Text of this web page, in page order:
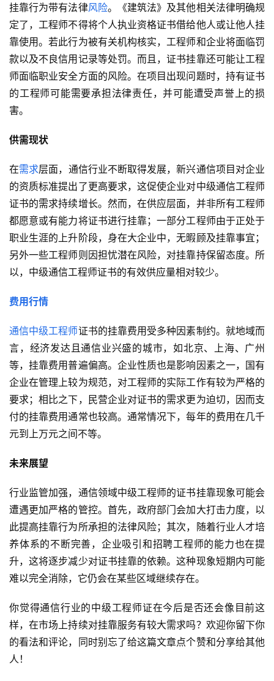
挂靠行为带有法律风险。《建筑法》及其他相关法律明确规
定了，工程师不得将个人执业资格证书借给他人或让他人挂
靠使用。若此行为被有关机构核实，工程师和企业将面临罚
款以及不良信用记录等处罚。而且，证书挂靠还可能让工程
师面临职业安全方面的风险。在项目出现问题时，持有证书
的工程师可能需要承担法律责任，并可能遭受声誉上的损
害。
供需现状
在需求层面，通信行业不断取得发展，新兴通信项目对企业
的资质标准提出了更高要求，这促使企业对中级通信工程师
证书的需求持续增长。然而，在供应层面，并非所有工程师
都愿意或有能力将证书进行挂靠；一部分工程师由于正处于
职业生涯的上升阶段，身在大企业中，无暇顾及挂靠事宜；
另外一些工程师则因担忧潜在风险，对挂靠持保留态度。所
以，中级通信工程师证书的有效供应量相对较少。
费用行情
通信中级工程师证书的挂靠费用受多种因素制约。就地域而
言，经济发达且通信业兴盛的城市，如北京、上海、广州
等，挂靠费用普遍偏高。企业性质也是影响因素之一，国有
企业在管理上较为规范，对工程师的实际工作有较为严格的
要求；相比之下，民营企业对证书的需求更为迫切，因而支
付的挂靠费用通常也较高。通常情况下，每年的费用在几千
元到上万元之间不等。
未来展望
行业监管加强，通信领域中级工程师的证书挂靠现象可能会
遭遇更加严格的管控。首先，政府部门会加大打击力度，以
此提高挂靠行为所承担的法律风险；其次，随着行业人才培
养体系的不断完善，企业吸引和招聘工程师的能力也在提
升，这将逐步减少对证书挂靠的依赖。这种现象短期内可能
难以完全消除，它仍会在某些区域继续存在。
你觉得通信行业的中级工程师证在今后是否还会像目前这
样，在市场上持续对挂靠服务有较大需求吗？欢迎你留下你
的看法和评论，同时别忘了给这篇文章点个赞和分享给其他
人！